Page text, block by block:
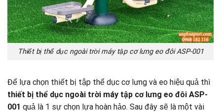
Thiết bị thể dục ngoài trời máy tập cơ lưng eo đôi ASP-001
Để lựa chọn thiết bị tập thể dục cơ lưng và eo hiệu quả thì
thiết bị thể dục ngoài trời máy tập cơ lưng eo đôi ASP-
001 quả là 1 sự chọn lựa hoàn hảo. Sau đây sẽ là một vài